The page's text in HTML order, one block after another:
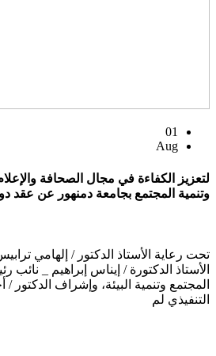
01
Aug
لتعزيز الكفاءة في مجال الصحافة
وتنمية المجتمع بجامعة دمنهور عن عقد
الأستاذ الدكتورة / إيناس إبراهيم _
المجتمع وتنمية البيئة، وإشراف الدكتور
التنفيذي لم